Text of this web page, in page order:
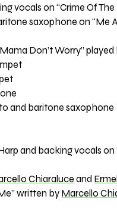
vocals on “Crime Of
saxophone on “Me
Don’t Worry”
and baritone saxophone
and backing vocals on
Chiaraluceand
written by Marcello